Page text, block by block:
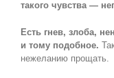
такого чувства —
Есть гнев, злоба,
и тому подобное.
нежеланию прощать.